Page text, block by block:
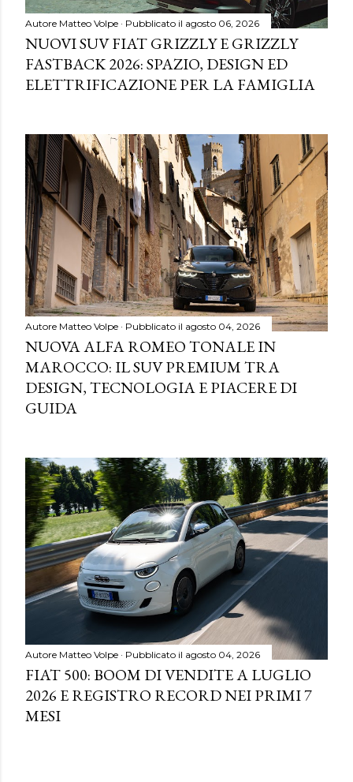
Autore Matteo Volpe Pubblicato il agosto 06, 2026
NUOVI SUV FIAT GRIZZLY E GRIZZLY
FASTBACK 2026: SPAZIO, DESIGN ED
ELETTRIFICAZIONE PER LA FAMIGLIA
Autore Matteo Volpe Pubblicato il agosto 04, 2026
NUOVA ALFA ROMEO TONALE IN
MAROCCO: IL SUV PREMIUM TRA
DESIGN, TECNOLOGIA E PIACERE DI
GUIDA
Autore Matteo Volpe Pubblicato il agosto 04, 2026
FIAT 500: BOOM DI VENDITE A LUGLIO
2026 E REGISTRO RECORD NEI PRIMI 7
MESI